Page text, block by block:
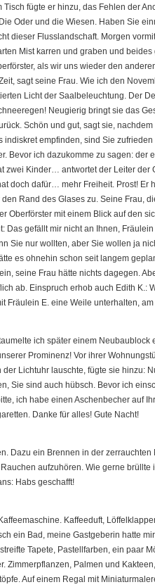
Tisch fügte er hinzu, das Fehlen der
Oder und die Wiesen. Haben Sie
dieser Flusslandschaft. Morgen
Mist karren und graben und
als wir uns wieder den
sagt seine Frau. Wie ich den
Licht der Saalbeleuchtung. Der
Neugierig bringt sie das
Schön und gut, sagt sie,
indiskret empfinden, sind Sie
Bevor ich dazukomme zu sagen: der
zwei Kinder… antwortet der Leiter der
doch dafür… mehr Freiheit. Prost!
Rand des Glases zu. Seine Frau,
Oberförster mit einem Blick auf den
Das gefällt mir nicht an Ihnen,
Sie nur wollten, aber Sie wollen ja
es ohnehin schon seit langem
seine Frau hätte nichts dagegen.
ab. Einspruch erhob auch Edith K.:
Fräulein E. eine Weile unterhalten,
ich später einem
Prominenz! Vor ihrer
der Lichtuhr lauschte, fügte sie hinzu:
Sie sind auch hübsch. Bevor ich
ich habe einen Aschenbecher auf
Danke für alles! Gute Nacht!
Dazu ein Brennen in der
aufzuhören. Wie gerne
Habs geschafft!
Kaffeeduft,
ein Bad, meine Gastgeberin hatte
Tapete, Pastellfarben, ein paar
Zimmerpflanzen, Palmen und
Auf einem Regal mit